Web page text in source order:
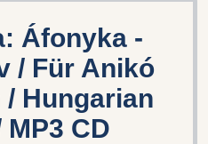
Áfonyka -
/ Für Anikó
Hungarian
CD